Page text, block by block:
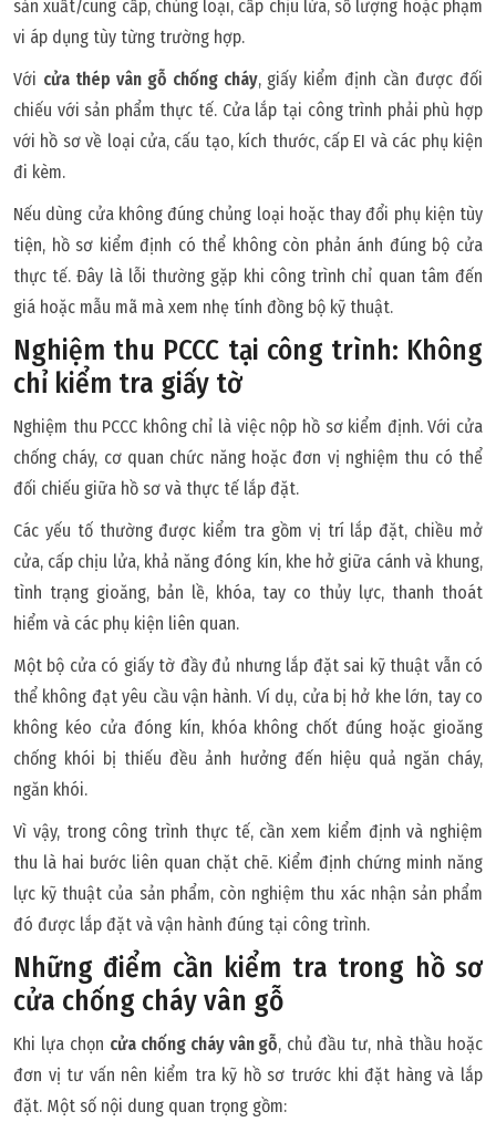
sản xuất/cung cấp, chủng loại, cấp chịu lửa, số lượng hoặc phạm
vi áp dụng tùy từng trường hợp.
Với cửa thép vân gỗ chống cháy, giấy kiểm định cần được đối
chiếu với sản phẩm thực tế. Cửa lắp tại công trình phải phù hợp
với hồ sơ về loại cửa, cấu tạo, kích thước, cấp EI và các phụ kiện
đi kèm.
Nếu dùng cửa không đúng chủng loại hoặc thay đổi phụ kiện tùy
tiện, hồ sơ kiểm định có thể không còn phản ánh đúng bộ cửa
thực tế. Đây là lỗi thường gặp khi công trình chỉ quan tâm đến
giá hoặc mẫu mã mà xem nhẹ tính đồng bộ kỹ thuật.
Nghiệm thu PCCC tại công trình: Không
chỉ kiểm tra giấy tờ
Nghiệm thu PCCC không chỉ là việc nộp hồ sơ kiểm định. Với cửa
chống cháy, cơ quan chức năng hoặc đơn vị nghiệm thu có thể
đối chiếu giữa hồ sơ và thực tế lắp đặt.
Các yếu tố thường được kiểm tra gồm vị trí lắp đặt, chiều mở
cửa, cấp chịu lửa, khả năng đóng kín, khe hở giữa cánh và khung,
tình trạng gioăng, bản lề, khóa, tay co thủy lực, thanh thoát
hiểm và các phụ kiện liên quan.
Một bộ cửa có giấy tờ đầy đủ nhưng lắp đặt sai kỹ thuật vẫn có
thể không đạt yêu cầu vận hành. Ví dụ, cửa bị hở khe lớn, tay co
không kéo cửa đóng kín, khóa không chốt đúng hoặc gioăng
chống khói bị thiếu đều ảnh hưởng đến hiệu quả ngăn cháy,
ngăn khói.
Vì vậy, trong công trình thực tế, cần xem kiểm định và nghiệm
thu là hai bước liên quan chặt chẽ. Kiểm định chứng minh năng
lực kỹ thuật của sản phẩm, còn nghiệm thu xác nhận sản phẩm
đó được lắp đặt và vận hành đúng tại công trình.
Những điểm cần kiểm tra trong hồ sơ
cửa chống cháy vân gỗ
Khi lựa chọn cửa chống cháy vân gỗ, chủ đầu tư, nhà thầu hoặc
đơn vị tư vấn nên kiểm tra kỹ hồ sơ trước khi đặt hàng và lắp
đặt. Một số nội dung quan trọng gồm: